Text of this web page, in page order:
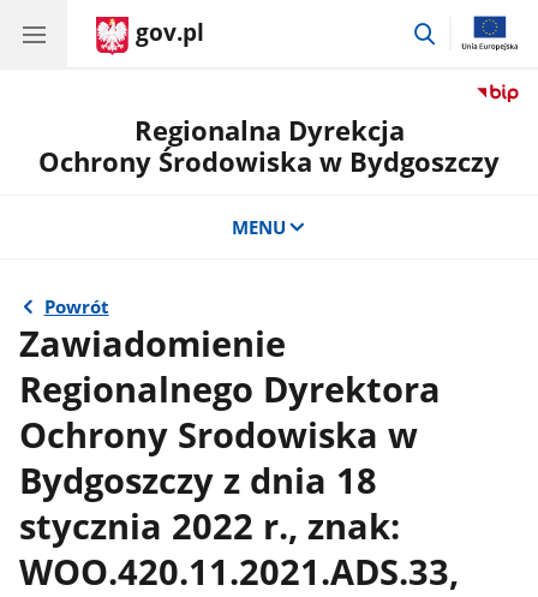
gov.pl
przejdź
Regionalna Dyrekcja
Ochrony Środowiska w Bydgoszczy
MENU
Powrót
Zawiadomienie
Regionalnego Dyrektora
Ochrony Srodowiska w
Bydgoszczy z dnia 18
stycznia 2022 r., znak:
WOO.420.11.2021.ADS.33,